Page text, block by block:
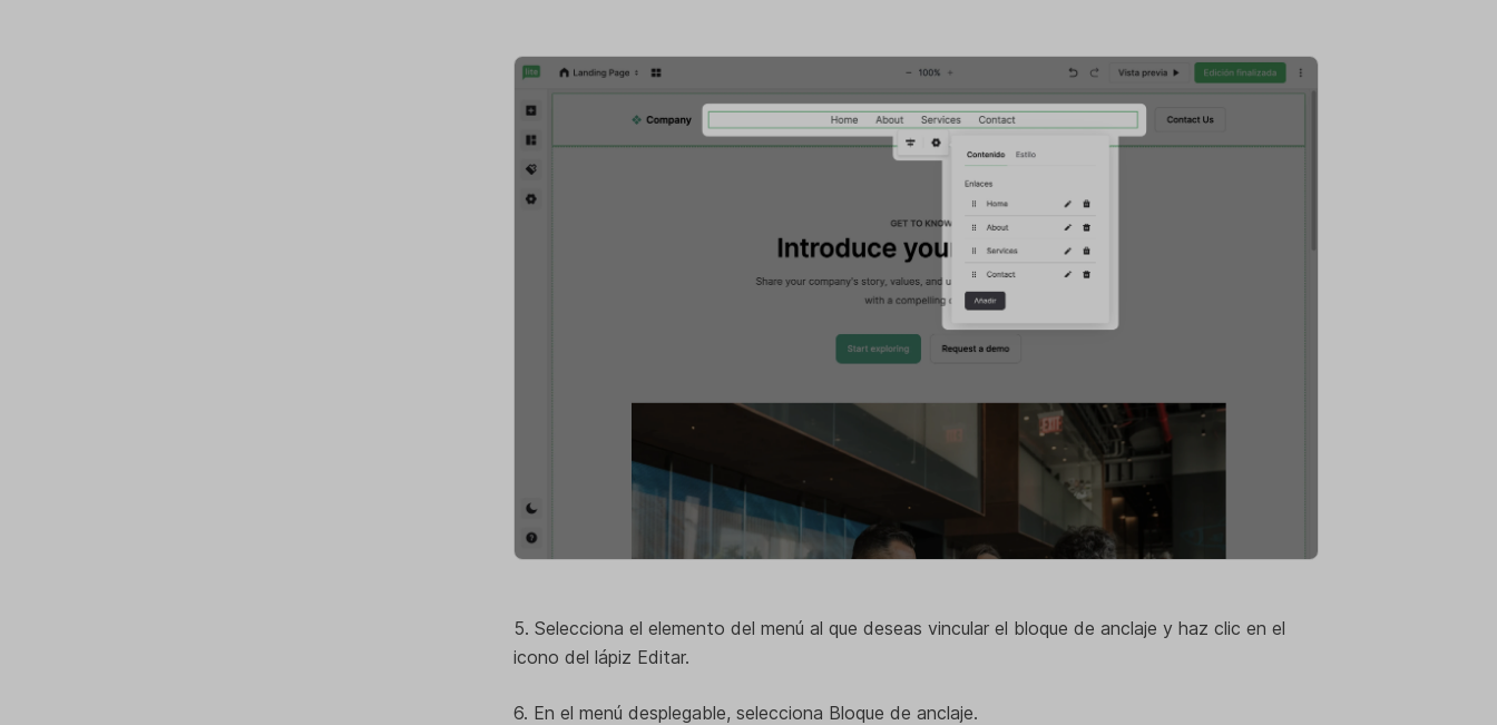
5. Selecciona el elemento del menú al que deseas vincular el bloque de anclaje y haz clic en el
icono del lápiz Editar.
6. En el menú desplegable, selecciona Bloque de anclaje.